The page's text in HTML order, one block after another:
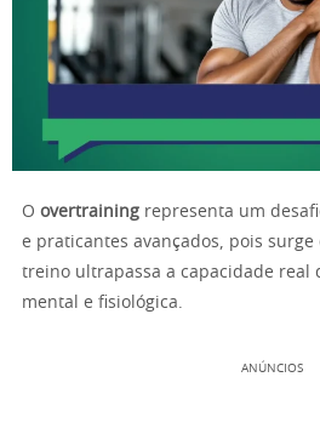
O overtraining representa um
e praticantes avançados, pois surge
treino ultrapassa a capacidade real
mental e fisiológica.
ANÚNCIOS